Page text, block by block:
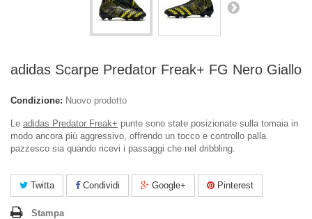
adidas Scarpe Predator Freak+ FG Nero Giallo
Condizione: Nuovo prodotto
Le adidas Predator Freak+ punte sono state posizionate sulla tomaia in
modo ancora più aggressivo, offrendo un tocco e controllo palla
pazzesco sia quando ricevi i passaggi che nel dribbling.
Twitta Condividi Google+ Pinterest
Stampa